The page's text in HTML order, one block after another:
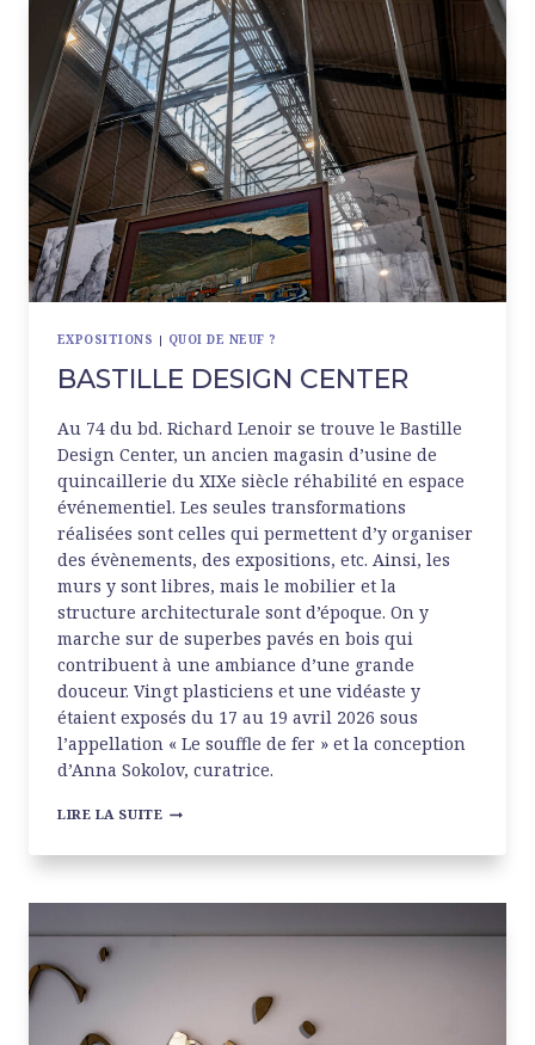
EXPOSITIONS | QUOI DE NEUF ?
BASTILLE DESIGN CENTER
Au 74 du bd. Richard Lenoir se trouve le Bastille
Design Center, un ancien magasin d’usine de
quincaillerie du XIXe siècle réhabilité en espace
événementiel. Les seules transformations
réalisées sont celles qui permettent d’y organiser
des évènements, des expositions, etc. Ainsi, les
murs y sont libres, mais le mobilier et la
structure architecturale sont d’époque. On y
marche sur de superbes pavés en bois qui
contribuent à une ambiance d’une grande
douceur. Vingt plasticiens et une vidéaste y
étaient exposés du 17 au 19 avril 2026 sous
l’appellation « Le souffle de fer » et la conception
d’Anna Sokolov, curatrice.
LIRE LA SUITE BASTILLE
CENTER